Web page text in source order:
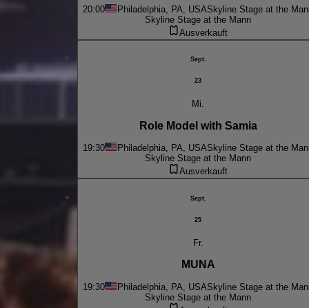
20:00 Philadelphia, PA, USASkyline Stage at the
Skyline Stage at the Mann
Ausverkauft
Sept.
23
Mi.
Role Model with Samia
19:30 Philadelphia, PA, USASkyline Stage at the
Skyline Stage at the Mann
Ausverkauft
Sept.
25
Fr.
MUNA
19:30 Philadelphia, PA, USASkyline Stage at the
Skyline Stage at the Mann